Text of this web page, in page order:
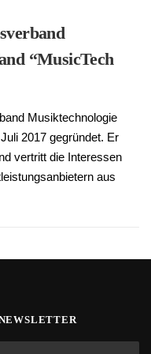
“MusicTech
Musiktechnologie
2017 gegründet. Er
vertritt die Interessen
aus